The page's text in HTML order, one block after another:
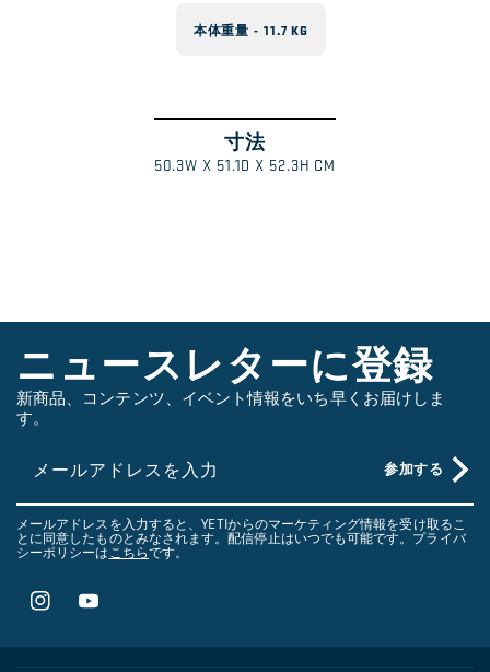
本体重量 - 11.7 KG
寸法
50.3W X 51.1D X 52.3H CM
1/
ス
ら
に
ニュースレターに登録
新商品、コンテンツ、イベント情報をいち早くお届けしま
す。
メールアドレスを入力 参加する
メールアドレスを入力すると、YETIからのマーケティング情報を受け取るこ
とに同意したものとみなされます。配信停止はいつでも可能です。プライバ
シーポリシーは こちらです。
InstagramYouTube